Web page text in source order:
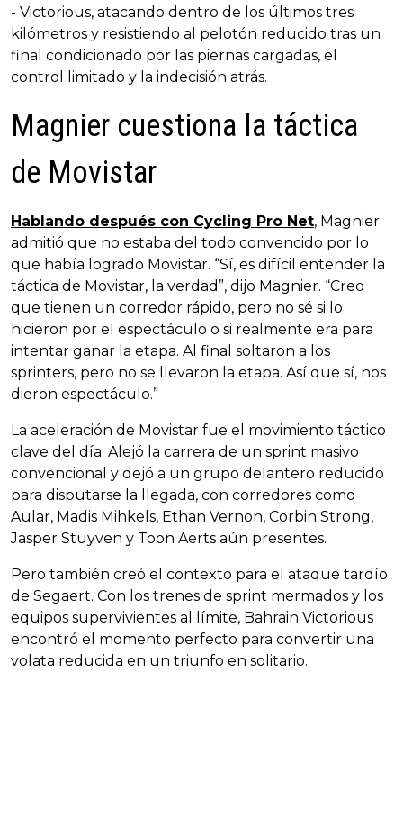
- Victorious, atacando dentro de los últimos tres
kilómetros y resistiendo al pelotón reducido tras un
final condicionado por las piernas cargadas, el
control limitado y la indecisión atrás.
Magnier cuestiona la táctica
de Movistar
Hablando después con Cycling Pro Net, Magnier
admitió que no estaba del todo convencido por lo
que había logrado Movistar. “Sí, es difícil entender la
táctica de Movistar, la verdad”, dijo Magnier. “Creo
que tienen un corredor rápido, pero no sé si lo
hicieron por el espectáculo o si realmente era para
intentar ganar la etapa. Al final soltaron a los
sprinters, pero no se llevaron la etapa. Así que sí, nos
dieron espectáculo.”
La aceleración de Movistar fue el movimiento táctico
clave del día. Alejó la carrera de un sprint masivo
convencional y dejó a un grupo delantero reducido
para disputarse la llegada, con corredores como
Aular, Madis Mihkels, Ethan Vernon, Corbin Strong,
Jasper Stuyven y Toon Aerts aún presentes.
Pero también creó el contexto para el ataque tardío
de Segaert. Con los trenes de sprint mermados y los
equipos supervivientes al límite, Bahrain Victorious
encontró el momento perfecto para convertir una
volata reducida en un triunfo en solitario.